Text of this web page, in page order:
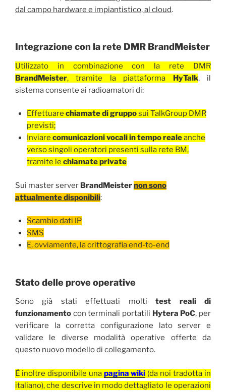
dal campo hardware e impiantistico, al cloud.
Integrazione con la rete DMR BrandMeister
Utilizzato in combinazione con la rete DMR
BrandMeister, tramite la piattaforma HyTalk, il
sistema consente ai radioamatori di:
Effettuare chiamate di grupposui TalkGroup DMR
previsti;
Inviare comunicazioni vocali in tempo realeanche
verso singoli operatori presenti sulla rete BM,
tramite le chiamate private
Sui master server BrandMeisternon sono
attualmente disponibili:
Scambio dati IP
SMS
E, ovviamente, la crittografia end-to-end
Stato delle prove operative
Sono già stati effettuati moltitest reali di
funzionamento con terminali portatili Hytera PoC, per
verificare la corretta configurazione lato server e
validare le diverse modalità operative offerte da
questo nuovo modello di collegamento.
È inoltre disponibile una pagina wiki (da noi tradotta in
italiano), che descrive in modo dettagliato le operazioni